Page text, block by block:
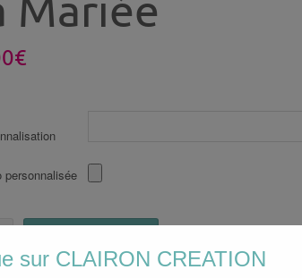
€
personnalisée
sur CLAIRON CREATION